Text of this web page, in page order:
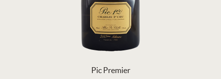
Pic Premier